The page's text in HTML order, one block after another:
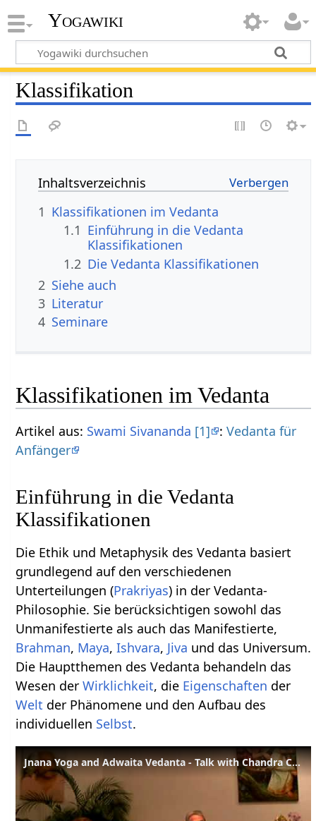
Yogawiki
Klassifikation
Inhaltsverzeichnis
1 Klassifikationen im Vedanta
1.1 Einführung in die Vedanta
Klassifikationen
1.2 Die Vedanta Klassifikationen
2 Siehe auch
3 Literatur
4 Seminare
Klassifikationen im Vedanta
Artikel aus: Swami Sivananda [1] :Vedanta für
Anfänger
Einführung in die Vedanta
Klassifikationen
Die Ethik und Metaphysik des Vedanta basiert
grundlegend auf den verschiedenen
Unterteilungen (Prakriyas) in der Vedanta-
Philosophie. Sie berücksichtigen sowohl das
Unmanifestierte als auch das Manifestierte,
Brahman, Maya,Ishvara, Jiva und das Universum.
Die Hauptthemen des Vedanta behandeln das
Wesen derWirklichkeit, die Eigenschaften der
Welt der Phänomene und den Aufbau des
individuellen Selbst.
Jnana Yoga and Adwaita Vedanta - Talk with Chandra Cohen - English mit Deutscher Übersetzung